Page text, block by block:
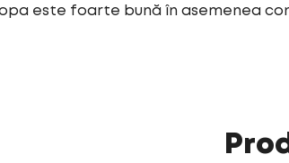
este foarte bună în asemenea